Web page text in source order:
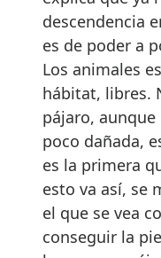
descendencia
es de poder a
Los animales
hábitat, libres.
pájaro,
poco dañada,
es la primera
esto va así, se
el que se vea
conseguir la